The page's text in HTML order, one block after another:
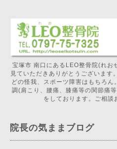
宝塚市 南口にあるLEO整骨院(れお
見ていただきありがとうございます
どの怪我、スポーツ障害はもちろ
調(肩こり、腰痛、膝痛等の関節痛
をしております。ご相談
院長の気ままブログ